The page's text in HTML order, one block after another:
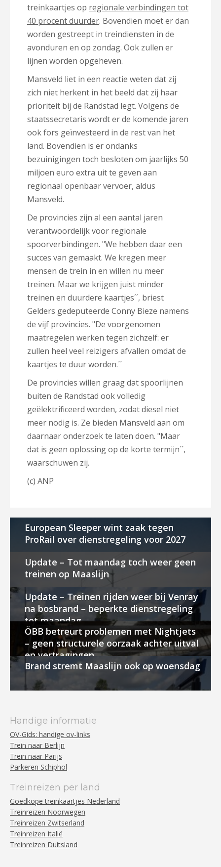
treinkaartjes op regionale verbindingen tot
40 procent duurder. Bovendien moet er dan
worden gestreept in treindiensten in de
avonduren en op zondag. Ook zullen er
lijnen worden opgeheven.
Mansveld liet in een reactie weten dat zij
zich niet herkent in het beeld dat zij haar
prioriteit bij de Randstad legt. Volgens de
staatssecretaris wordt er de komende jaren
ook fors geïnvesteerd in de rest van het
land. Bovendien is er ondanks
bezuinigingen toch besloten om jaarlijks 50
miljoen euro extra uit te geven aan
regionaal openbaar vervoer, aldus
Mansveld.
De provincies zijn al een aantal jaren
verantwoordelijk voor regionale
spoorverbindingen. "We hebben daar een
succes van gemaakt. We kregen meer
mensen de trein in en willen nu meer
treinen. Maar we krijgen juist minder
treinen en duurdere kaartjes´´, briest
Gelders gedeputeerde Conny Bieze namens
de vijf provincies. "De voorgenomen
maatregelen werken tegen zichzelf: er
zullen heel veel reizigers afvallen omdat de
kaartjes te duur worden.´´
De provincies willen graag dat spoorlijnen
buiten de Randstad ook volledig
geëlektrificeerd worden, zodat diesel niet
meer nodig is. Ze bieden Mansveld aan om
daarnaar onderzoek te laten doen. "Maar
dat is geen oplossing op de korte termijn´´,
waarschuwen zij.
(c) ANP
European Sleeper wint zaak tegen
ProRail over dienstregeling voor 2027
Update – Tot maandag toch weer geen
treinen op Maaslijn
Update – Treinen rijden weer bij Venray
na bosbrand – beperkte dienstregeling
tot maandag
ÖBB betreurt problemen met Nightjets
– geen structurele oorzaak achter uitval
en vertragingen
Brand stremt Maaslijn ook op woensdag
Handige informatie
OV-Gids: handige ov-links
Trein naar Berlijn
Trein naar Parijs
Parkeren Schiphol
Treinreizen per land
Goedkope treinkaartjes Nederland
Treinreizen Noorwegen
Treinreizen Zwitserland
Treinreizen Italië
Treinreizen Duitsland